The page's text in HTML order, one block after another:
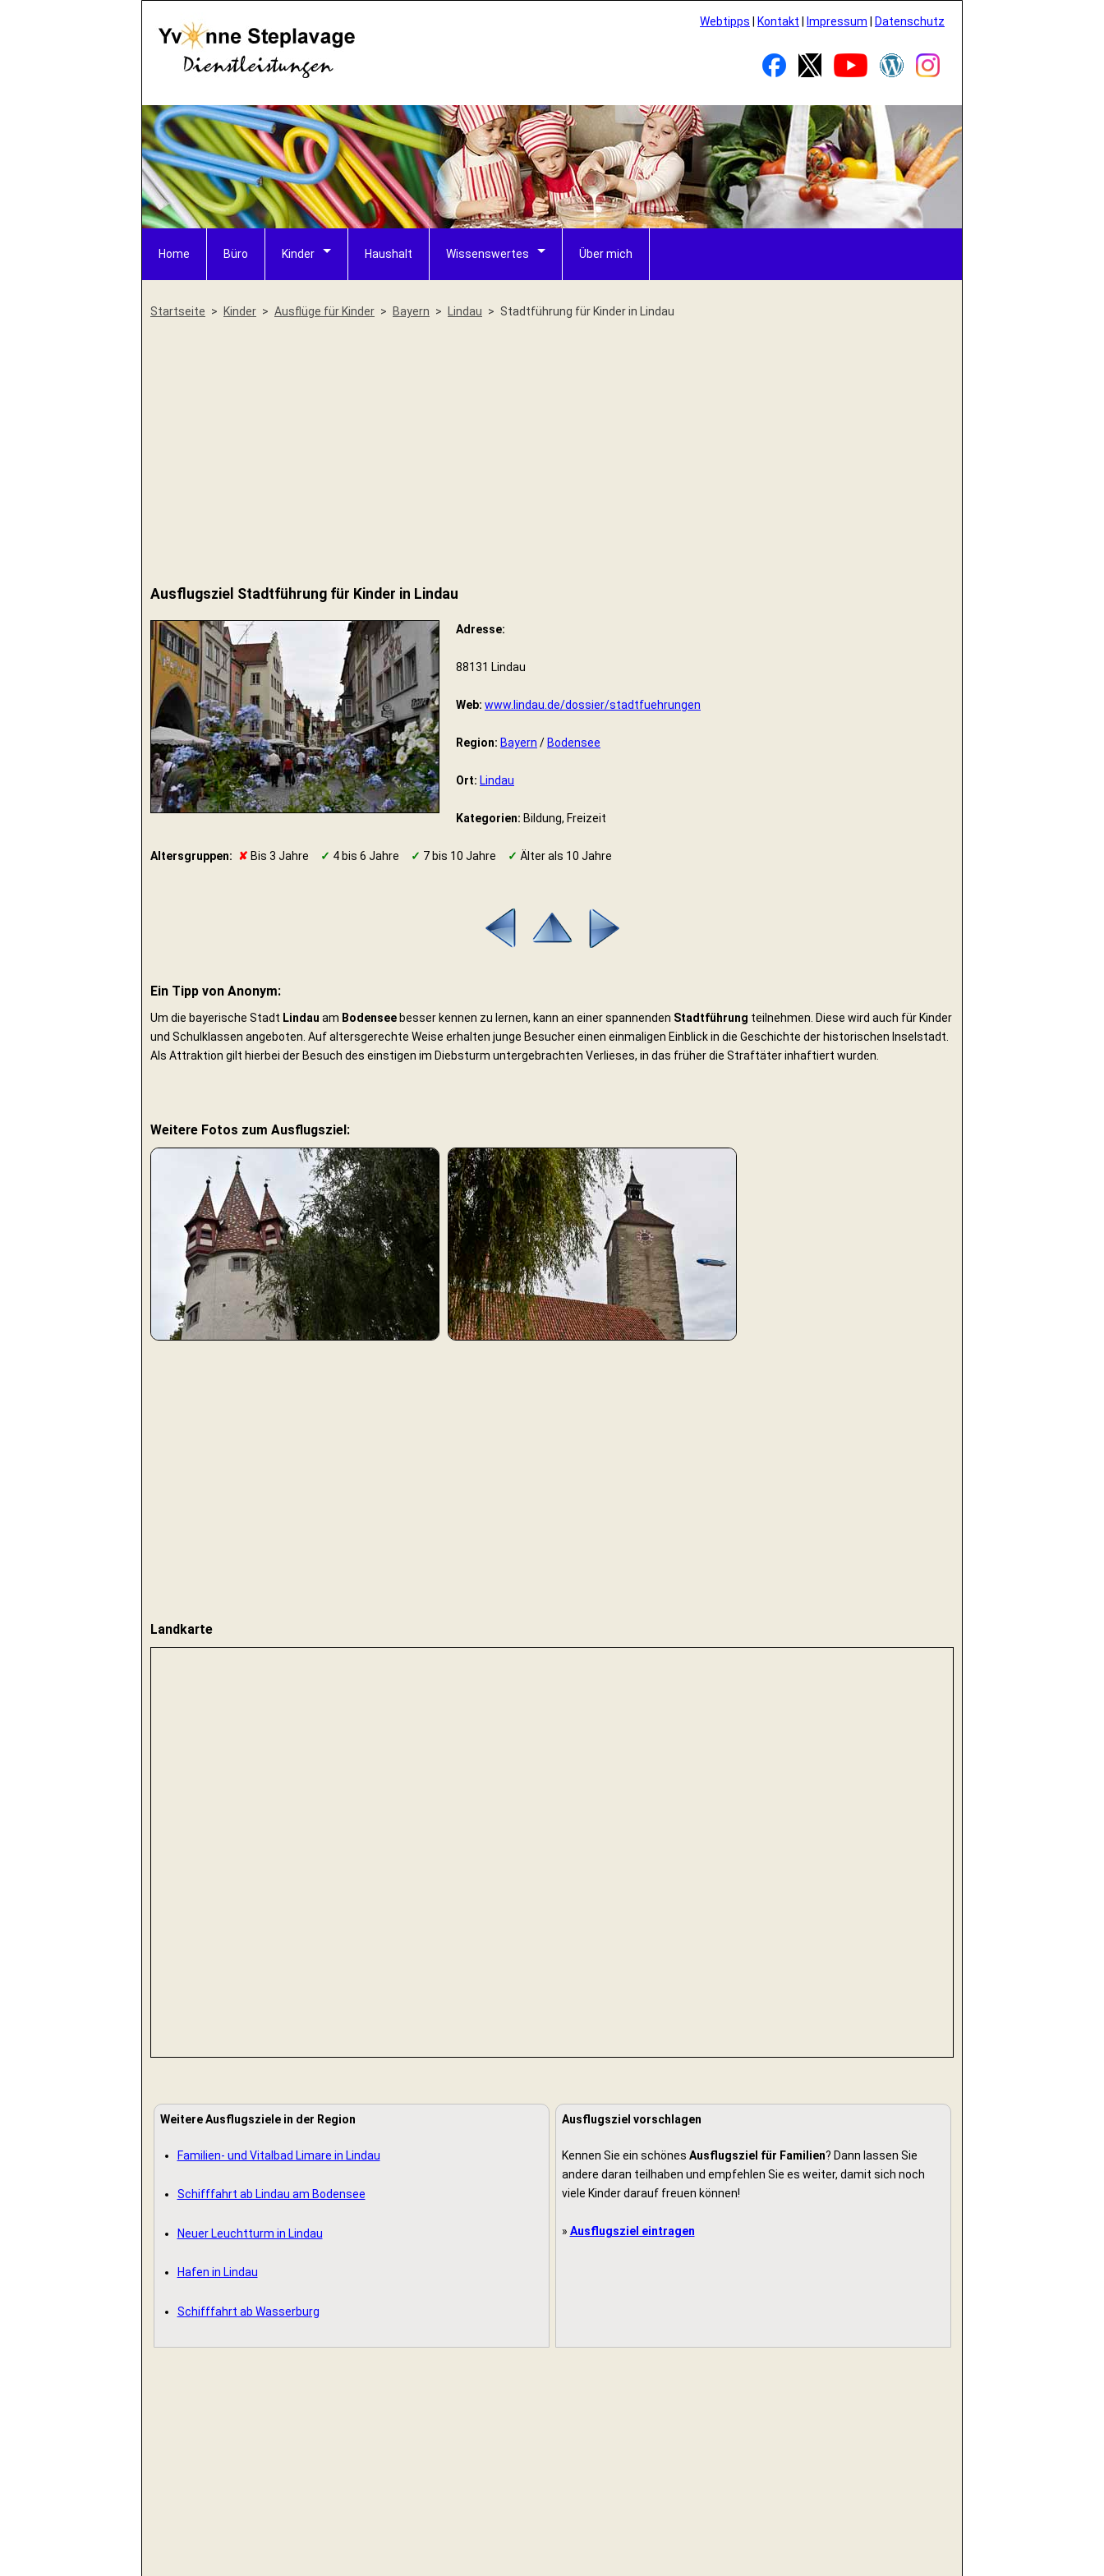
Webtipps Kontakt Impressum Datenschutz
Home Büro Kinder Haushalt Wissenswertes Über mich
Startseite Kinder Ausflüge für Kinder Bayern Lindau Stadtführung für Kinder in Lindau
Ausflugsziel Stadtführung für Kinder in Lindau
Adresse:
88131 Lindau
Web: www.lindau.de/dossier/stadtfuehrungen
Region: Bayern / Bodensee
Ort: Lindau
Kategorien: Bildung, Freizeit
Altersgruppen: ✘ Bis 3 Jahre ✓ 4 bis 6 Jahre ✓ 7 bis 10 Jahre ✓ Älter als 10 Jahre
Ein Tipp von Anonym:
Um die bayerische Stadt Lindau am Bodensee besser kennen zu lernen, kann an einer spannenden Stadtführung teilnehmen. Diese wird auch für Kinder
und Schulklassen angeboten. Auf altersgerechte Weise erhalten junge Besucher einen einmaligen Einblick in die Geschichte der historischen Inselstadt.
Als Attraktion gilt hierbei der Besuch des einstigen im Diebsturm untergebrachten Verlieses, in das früher die Straftäter inhaftiert wurden.
Weitere Fotos zum Ausflugsziel:
Landkarte
Weitere Ausflugsziele in der Region
Familien- und Vitalbad Limare in Lindau
Schifffahrt ab Lindau am Bodensee
Neuer Leuchtturm in Lindau
Hafen in Lindau
Schifffahrt ab Wasserburg
Ausflugsziel vorschlagen
Kennen Sie ein schönes Ausflugsziel für Familien? Dann lassen Sie
andere daran teilhaben und empfehlen Sie es weiter, damit sich noch
viele Kinder darauf freuen können!
» Ausflugsziel eintragen